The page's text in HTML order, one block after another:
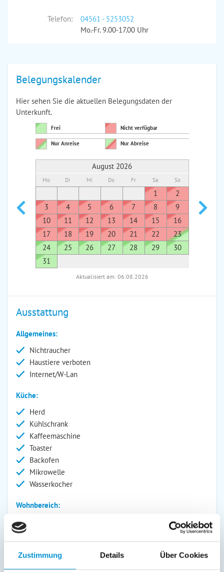
Zustimmung Details Über Cookies
Telefon:
04561 - 5253052
Mo.-Fr. 9.00-17.00 Uhr
Belegungskalender
Hier sehen Sie die aktuellen Belegungsdaten der
Unterkunft.
Frei Nicht verfügbar
Nur Anreise Nur Abreise
August 2026
Mo Di Mi Do Fr Sa So
1
2
3
4 5 6 7 8
9
10
11 12 13 14 15
16
17
18 19 20 21 22
23
24
25 26 27 28 29
30
31
7
Aktualisiert am: 06.08.2026
Ausstattung
Allgemeines:
Nichtraucher
Haustiere verboten
Internet/W-Lan
Küche:
Herd
Kühlschrank
Kaffeemaschine
Toaster
Backofen
Mikrowelle
Wasserkocher
Wohnbereich:
Außenanlage: